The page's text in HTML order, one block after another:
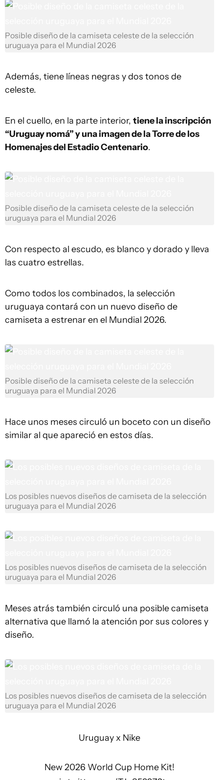
Posible diseño de la camiseta celeste de la selección
uruguaya para el Mundial 2026
Además, tiene líneas negras y dos tonos de
celeste.
En el cuello, en la parte interior, tiene la inscripción
“Uruguay nomá” y una imagen de la Torre de los
Homenajes del Estadio Centenario.
Posible diseño de la camiseta celeste de la selección
uruguaya para el Mundial 2026
Con respecto al escudo, es blanco y dorado y lleva
las cuatro estrellas.
Como todos los combinados, la selección
uruguaya contará con un nuevo diseño de
camiseta a estrenar en el Mundial 2026.
Posible diseño de la camiseta celeste de la selección
uruguaya para el Mundial 2026
Hace unos meses circuló un boceto con un diseño
similar al que apareció en estos días.
Los posibles nuevos diseños de camiseta de la selección
uruguaya para el Mundial 2026
Los posibles nuevos diseños de camiseta de la selección
uruguaya para el Mundial 2026
Meses atrás también circuló una posible camiseta
alternativa que llamó la atención por sus colores y
diseño.
Los posibles nuevos diseños de camiseta de la selección
uruguaya para el Mundial 2026
Uruguay x Nike
New 2026 World Cup Home Kit!